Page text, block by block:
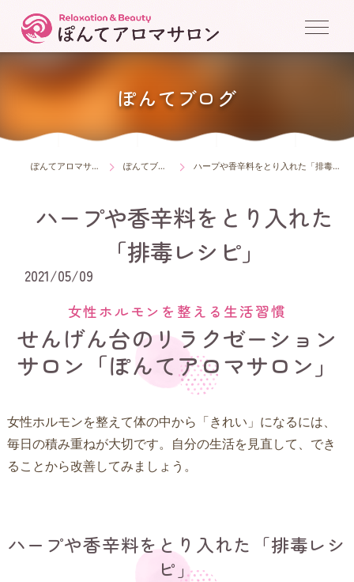
ぽんてブログ
ぽんてアロマサロン ぽんてブログ ハープや香辛料をとり入れた「排毒レシピ」
ハープや香辛料をとり入れた
「排毒レシピ」
2021/05/09
せんげん台のリラクゼーション
サロン「ぽんてアロマサロン」
女性ホルモンを整える生活習慣
女性ホルモンを整えて体の中から「きれい」になるには、
毎日の積み重ねが大切です。自分の生活を見直して、でき
ることから改善してみましょう。
ハープや香辛料をとり入れた「排毒レシ
ピ」